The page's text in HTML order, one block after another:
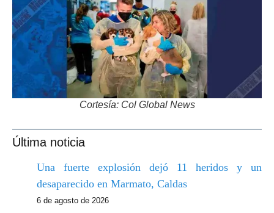
Cortesía: Col Global News
Última noticia
Una fuerte explosión dejó 11 heridos y un
desaparecido en Marmato, Caldas
6 de agosto de 2026